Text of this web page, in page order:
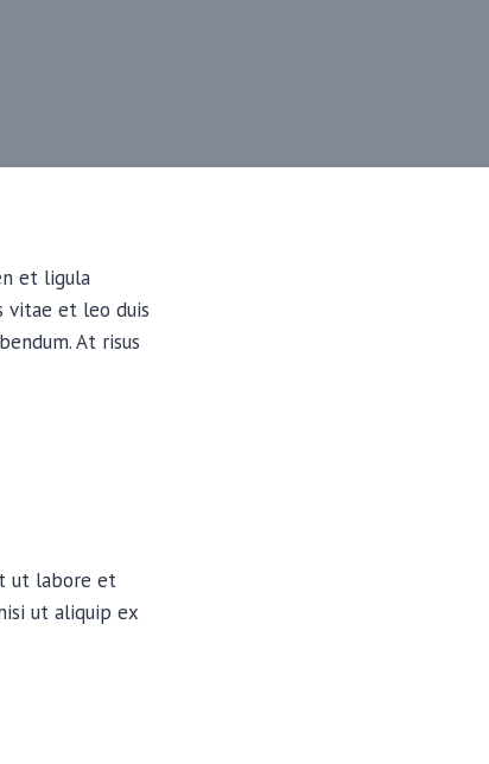
et ligula
vitae et leo duis
At risus
ut labore et
ut aliquip ex